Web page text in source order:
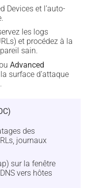
Devices et l’auto-
les logs
et procédez à la
sain.
Advanced
surface d’attaque
des
journaux
sur la fenêtre
vers hôtes